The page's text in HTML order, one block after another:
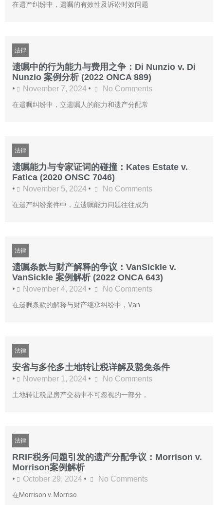
在遗产纠纷中，遗嘱的有效性及诉讼时效问题
法律
遗嘱中的行为能力与费用之争：Di Nunzio v. Di
Nunzio 案例分析 (2022 ONCA 889)
• November 7, 2024 • No Comments
在遗嘱纠纷中，立遗嘱人的能力和遗产分配常
法律
遗嘱能力与专家证词的碰撞：Kates Estate v.
Fatica (2020 ONSC 7046)
• November 5, 2024 • No Comments
在遗产纠纷案件中，立遗嘱能力问题往往成为
法律
遗嘱条款与财产解释的争议：VanSickle v.
VanSickle 案例解析 (2022 ONCA 643)
• November 4, 2024 • No Comments
在遗嘱条款的解释与财产继承纠纷中，Van
法律
安省与多伦多土地转让税详解及豁免条件
• November 1, 2024 • No Comments
土地转让税是房产交易中不可忽视的一部分，
法律
RRIF税务问题引发的遗产分配争议：Morrison v.
Morrison案例解析
• October 29, 2024 • No Comments
在Morrison v. Morriso